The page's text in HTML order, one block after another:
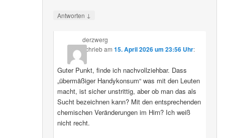
Antworten ↓
derzwerg
schriebam 15. April 2026 um 23:56 Uhr:
Guter Punkt, finde ich nachvollziehbar. Dass
„übermäßiger Handykonsum“ was mit den Leuten
macht, ist sicher unstrittig, aber ob man das als
Sucht bezeichnen kann? Mit den entsprechenden
chemischen Veränderungen im Hirn? Ich weiß
nicht recht.